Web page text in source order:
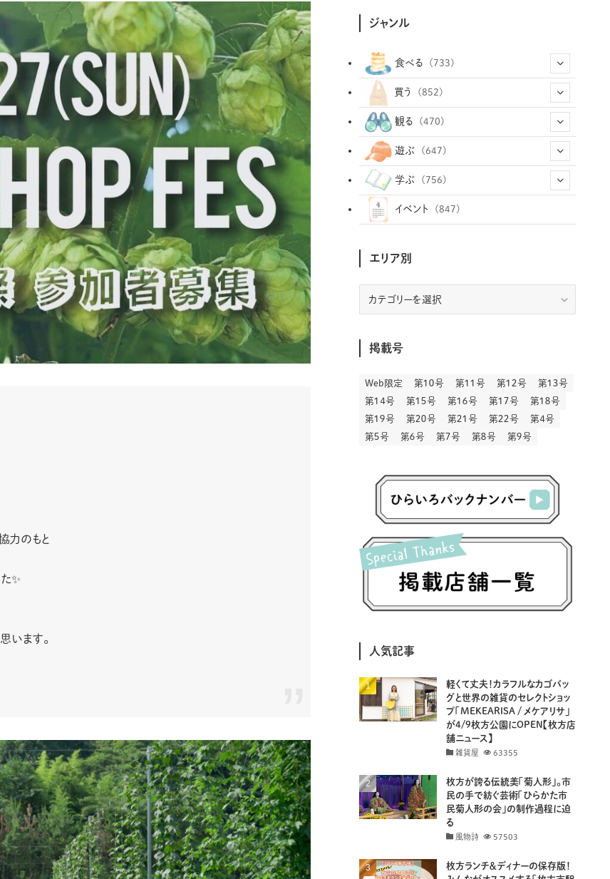
力のもと
✨
います。
ジャンル
食べる (733)
(12)
(36)
(9)
(33) (296)
(45)
(164)
(45)
(68)
(2)
(7)
(57)
(71)
(400)
(5)
(24)
(12)
(25)
(14)
(26)
(77)
(6)
(8)
(3)
(8)
(8)
(45)
(8)
(41)
(103)
(4)
(30)
(29)
(18)
買う (852)
(456)
(24)
(77)
(151)
(2)
(140)
観る (470)
(34)
(72)
(34)
(23) (83)
(44)
遊ぶ (647)
(14)
(9)
(29)
(1)
(2)
(1)
(5)
(50)
(30)
(2)
(20)
(17)
(5)
(78)
(52)
(3)
(12)
(333)
(23)
(85)
(29)
(72)
(30)
(7)
(19)
学ぶ (756)
(102)
(17)
(22)
(20)
(2)
(244)
(20)
イベント (847)
エリア別
別
掲載号
Web限定 第１０号 第１１号 第１２号
第１３号
第１４号
第１５号 第１６号 第１７号
第１８号
第１９号
第２０号 第２１号 第２２号
第４号
第５号
第６号 第７号 第８号 第９号
人気記事
軽くて丈夫！カラフルなカゴバッ
グと世界の雑貨のセレクトショッ
プ「MEKEARISA / メケアリサ」
が4/9枚方公園にOPEN【枚方店
舗ニュース】
雑貨屋 63355
枚方が誇る伝統美「菊人形」。市
民の手で紡ぐ芸術「ひらかた市
民菊人形の会」の制作過程に迫
る
風物詩 57503
枚方ランチ＆ディナーの保存版！